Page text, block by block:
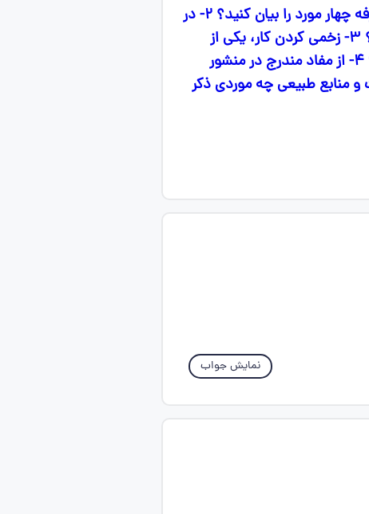
سوالات اخلاق پودمان ۴ شایستگی ۲: ۱- از مصادیق و نمونه های رعایت حقوق دیگران در حرفه چهار مورد را بیان کنید؟ ۲- در
مورد رفتار یکسان با همه مشتریان در یک واحد خدماتی یا فروشگاهی مختصراً توضیح دهید؟ ۳- زخمی کردن کار، یکی از
رفتارهای نادرست و غیر اخلاقی در کار و حرفه است. درمورد آن به طور خلاصه توضیح دهید؟ ۴- از مفاد مندرج در منشور
مورد محیط زیست و منابع طبیعی چه موردی ذکر
نمایش جواب